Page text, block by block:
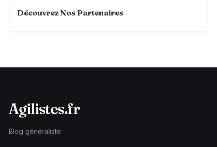
Découvrez Nos Partenaires
Agilistes.fr
Blog généraliste